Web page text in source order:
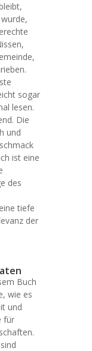
sogar
lesen.
Die
und
ist eine
des
tiefe
der
Buch
wie es
und
für